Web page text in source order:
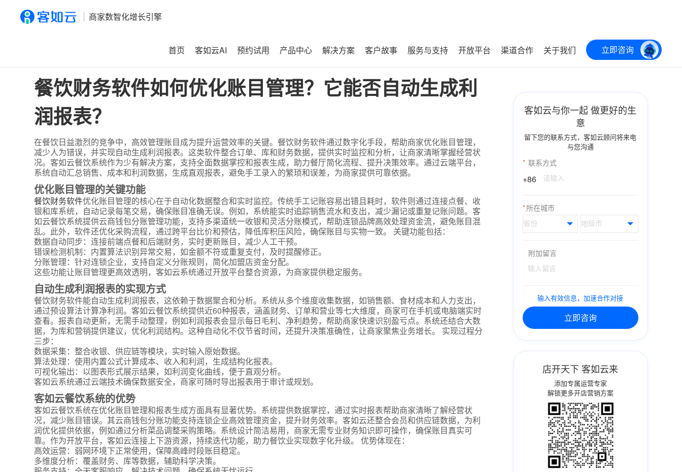
商家数智化增长引擎
首页 客如云AI 预约试用 产品中心 解决方案 客户故事 服务与支持 开放平台 渠道合作 关于我们 立即咨询
餐饮财务软件如何优化账目管理？它能否自动生成利
润报表？
在餐饮日益激烈的竞争中，高效管理账目成为提升运营效率的关键。餐饮财务软件通过数字化手段，帮助商家优化账目管理，
减少人为错误，并实现自动生成利润报表。这类软件整合订单、库和财务数据，提供实时监控和分析，让商家清晰掌握经营状
况。客如云餐饮系统作为少有解决方案，支持全面数据掌控和报表生成，助力餐厅简化流程、提升决策效率。通过云端平台，
系统自动汇总销售、成本和利润数据，生成直观报表，避免手工录入的繁琐和误差，为商家提供可靠依据。
优化账目管理的关键功能
餐饮财务软件优化账目管理的核心在于自动化数据整合和实时监控。传统手工记账容易出错且耗时，软件则通过连接点餐、收
银和库系统，自动记录每笔交易，确保账目准确无误。例如，系统能实时追踪销售流水和支出，减少漏记或重复记账问题。客
如云餐饮系统提供云商钱包分账管理功能，支持多渠道统一收银和灵活分账模式，帮助连锁品牌高效处理资金流，避免账目混
乱。此外，软件还优化采购流程，通过跨平台比价和预估，降低库积压风险，确保账目与实物一致。 关键功能包括：
数据自动同步：连接前端点餐和后端财务，实时更新账目，减少人工干预。
错误检测机制：内置算法识别异常交易，如金额不符或重复支付，及时提醒修正。
分账管理：针对连锁企业，支持自定义分账规则，简化加盟店资金分配。
这些功能让账目管理更高效透明，客如云系统通过开放平台整合资源，为商家提供稳定服务。
自动生成利润报表的实现方式
餐饮财务软件能自动生成利润报表，这依赖于数据聚合和分析。系统从多个维度收集数据，如销售额、食材成本和人力支出，
通过预设算法计算净利润。客如云餐饮系统提供近60种报表，涵盖财务、订单和营业等七大维度，商家可在手机或电脑端实时
查看。报表自动更新，无需手动整理，例如利润报表会显示每日毛利、净利趋势，帮助商家快速识别盈亏点。系统还结合大数
据，为库和营销提供建议，优化利润结构。这种自动化不仅节省时间，还提升决策准确性，让商家聚焦业务增长。 实现过程分
三步：
数据采集：整合收银、供应链等模块，实时输入原始数据。
算法处理：使用内置公式计算成本、收入和利润，生成结构化报表。
可视化输出：以图表形式展示结果，如利润变化曲线，便于直观分析。
客如云系统通过云端技术确保数据安全，商家可随时导出报表用于审计或规划。
客如云餐饮系统的优势
客如云餐饮系统在优化账目管理和报表生成方面具有显著优势。系统提供数据掌控，通过实时报表帮助商家清晰了解经营状
况，减少账目错误。其云商钱包分账功能支持连锁企业高效管理资金，提升财务效率。客如云还整合会员和供应链数据，为利
润优化提供依据，例如通过分析菜品调整采购策略。系统设计简洁易用，商家无需专业财务知识即可操作，确保账目真实可
靠。作为开放平台，客如云连接上下游资源，持续迭代功能，助力餐饮业实现数字化升级。 优势体现在：
高效运营：弱网环境下正常使用，保障高峰时段账目稳定。
多维度分析：覆盖财务、库等数据，辅助科学决策。
客如云与你一起 做更好的生
意
留下您的联系方式，客如云顾问将来电
与您沟通
* 联系方式
+86
*所在城市
附加留言
输入有效信息，加速合作对接
立即咨询
店开天下 客如云来
添加专属运营专家
解锁更多开店营销方案